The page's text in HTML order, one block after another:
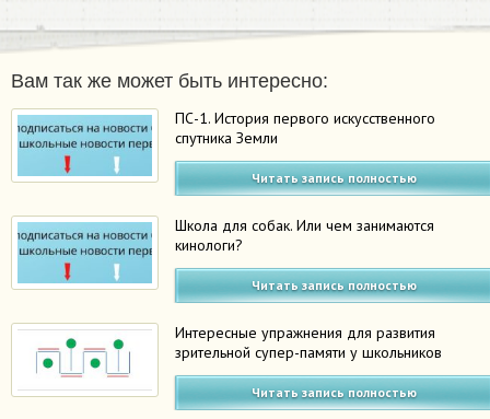
Вам так же может быть интересно:
ПС-1. История первого искусственного
спутника Земли
Читать запись полностью
Школа для собак. Или чем занимаются
кинологи?
Читать запись полностью
Интересные упражнения для развития
зрительной супер-памяти у школьников
Читать запись полностью